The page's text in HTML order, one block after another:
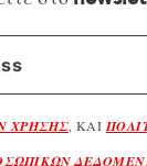
ΧΡΗΣΗΣ, ΚΑΙ